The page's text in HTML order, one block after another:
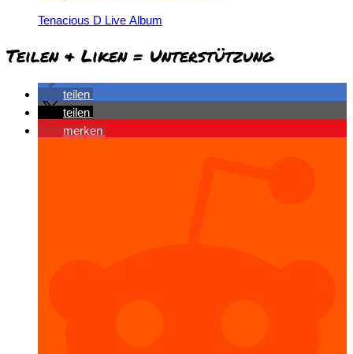
Tenacious D Live Album
Teilen & Liken = Unterstützung
teilen
teilen
merken